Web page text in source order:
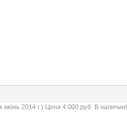
июнь 2014 г.) Цена 4 000 руб. В наличии!